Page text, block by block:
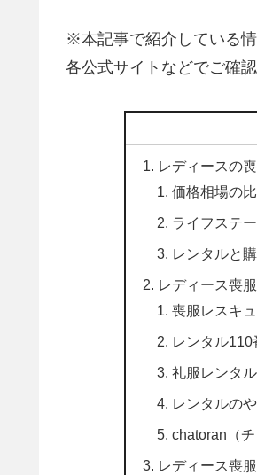
※本記事で紹介している
各公式サイトなどでご確認
レディースの
価格相場の
ライフステ
レンタルと
レディース喪
喪服レスキ
レンタル110
礼服レンタ
レンタルの
chatoran（チ
レディース喪